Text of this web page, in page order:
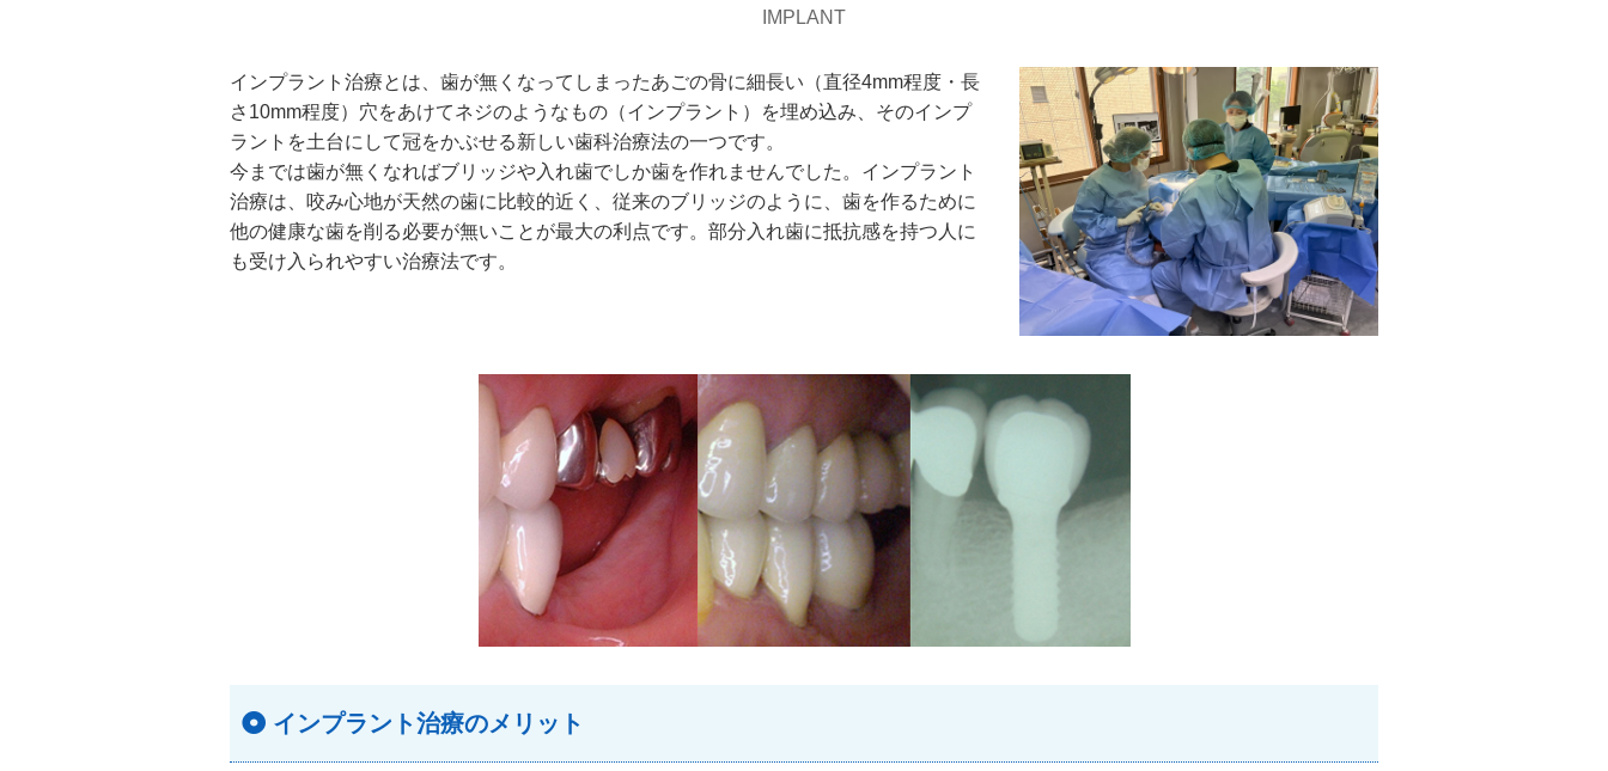
IMPLANT
インプラント治療とは、歯が無くなってしまったあごの骨に細長い（直径4mm程度・長
さ10mm程度）穴をあけてネジのようなもの（インプラント）を埋め込み、そのインプ
ラントを土台にして冠をかぶせる新しい歯科治療法の一つです。
今までは歯が無くなればブリッジや入れ歯でしか歯を作れませんでした。インプラント
治療は、咬み心地が天然の歯に比較的近く、従来のブリッジのように、歯を作るために
他の健康な歯を削る必要が無いことが最大の利点です。部分入れ歯に抵抗感を持つ人に
も受け入られやすい治療法です。
インプラント治療のメリット